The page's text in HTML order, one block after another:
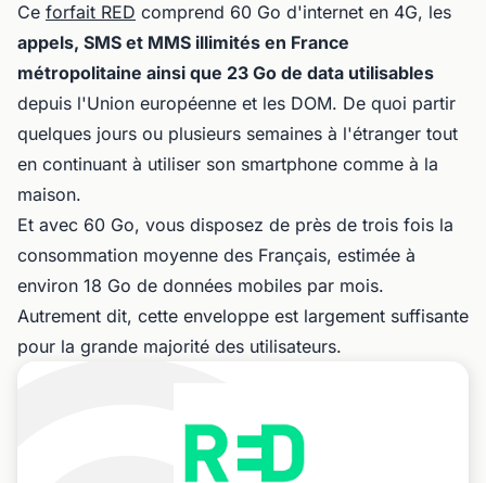
Ce forfait RED comprend 60 Go d'internet en 4G, les
appels, SMS et MMS illimités en France
métropolitaine ainsi que 23 Go de data utilisables
depuis l'Union européenne et les DOM. De quoi partir
quelques jours ou plusieurs semaines à l'étranger tout
en continuant à utiliser son smartphone comme à la
maison.
Et avec 60 Go, vous disposez de près de trois fois la
consommation moyenne des Français, estimée à
environ 18 Go de données mobiles par mois.
Autrement dit, cette enveloppe est largement suffisante
pour la grande majorité des utilisateurs.